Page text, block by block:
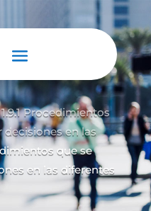
1.9.1 Procedimientos
decisiones en las
que se
en las diferentes